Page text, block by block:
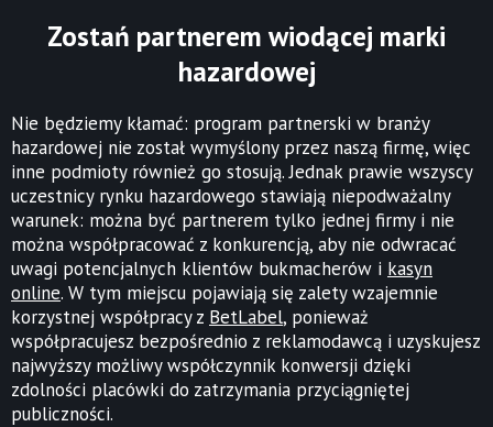
Zostań partnerem wiodącej marki
hazardowej
Nie będziemy kłamać: program partnerski w branży
hazardowej nie został wymyślony przez naszą firmę, więc
inne podmioty również go stosują. Jednak prawie wszyscy
uczestnicy rynku hazardowego stawiają niepodważalny
warunek: można być partnerem tylko jednej firmy i nie
można współpracować z konkurencją, aby nie odwracać
uwagi potencjalnych klientów bukmacherów i kasyn
online. W tym miejscu pojawiają się zalety wzajemnie
korzystnej współpracy z BetLabel, ponieważ
współpracujesz bezpośrednio z reklamodawcą i uzyskujesz
najwyższy możliwy współczynnik konwersji dzięki
zdolności placówki do zatrzymania przyciągniętej
publiczności.